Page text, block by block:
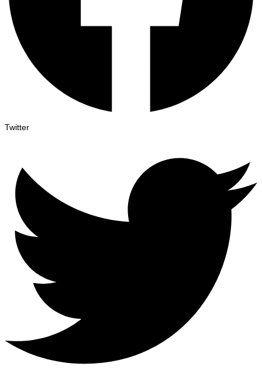
Twitter